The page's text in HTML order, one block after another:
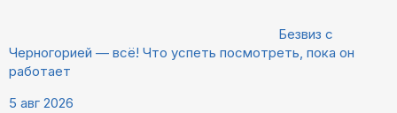
Безвиз с
Черногорией — всё! Что успеть посмотреть, пока он
работает
5 авг 2026